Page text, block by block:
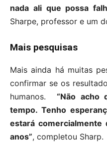
nada ali que possa
Sharpe, professor e um
Mais pesquisas
Mais ainda há muitas
confirmar se os
humanos. “Não acho
tempo. Tenho
estará
anos”, completou Sharp.